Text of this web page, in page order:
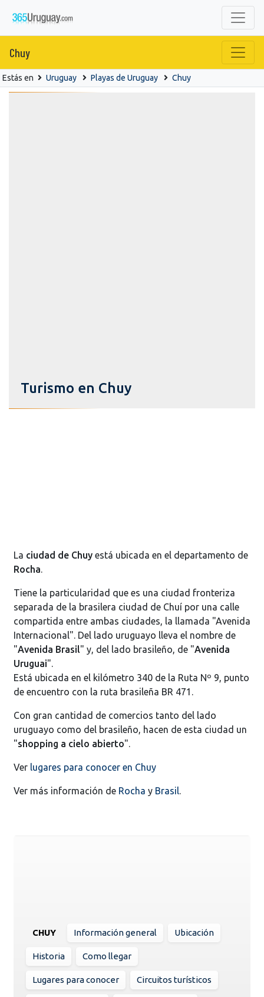
Chuy
Estás en Uruguay Playas de Uruguay Chuy
Turismo en Chuy
La ciudad de Chuy está ubicada en el departamento de
Rocha.
Tiene la particularidad que es una ciudad fronteriza
separada de la brasilera ciudad de Chuí por una calle
compartida entre ambas ciudades, la llamada "Avenida
Internacional". Del lado uruguayo lleva el nombre de
"Avenida Brasil" y, del lado brasileño, de "Avenida
Uruguai".
Está ubicada en el kilómetro 340 de la Ruta Nº 9, punto
de encuentro con la ruta brasileña BR 471.
Con gran cantidad de comercios tanto del lado
uruguayo como del brasileño, hacen de esta ciudad un
"shopping a cielo abierto".
Ver lugares para conocer en Chuy
Ver más información de Rocha y Brasil.
CHUY Información general Ubicación
Historia Como llegar
Lugares para conocer Circuitos turísticos